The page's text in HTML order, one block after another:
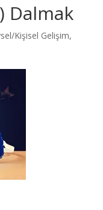
Dalmak
Kişisel Gelişim,